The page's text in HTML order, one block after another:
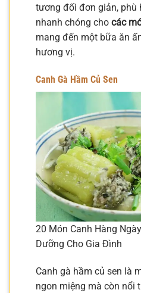
tương đối đơn giản, phù
nhanh chóng cho các
mang đến một bữa ăn
hương vị.
Canh Gà Hầm Củ Sen
20 Món Canh Hàng
Dưỡng Cho Gia Đình
Canh gà hầm củ sen là
ngon miệng mà còn nổi